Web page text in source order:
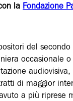
la Fondazione
del
occasionale
di maggior
a più riprese